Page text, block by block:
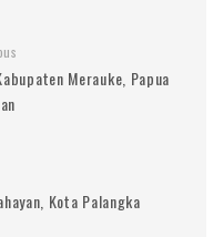
Merauke, Papua
Kota Palangka